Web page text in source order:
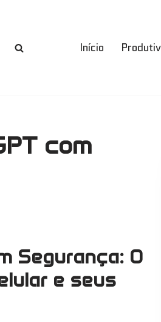
Início
com
Segurança: O
e seus